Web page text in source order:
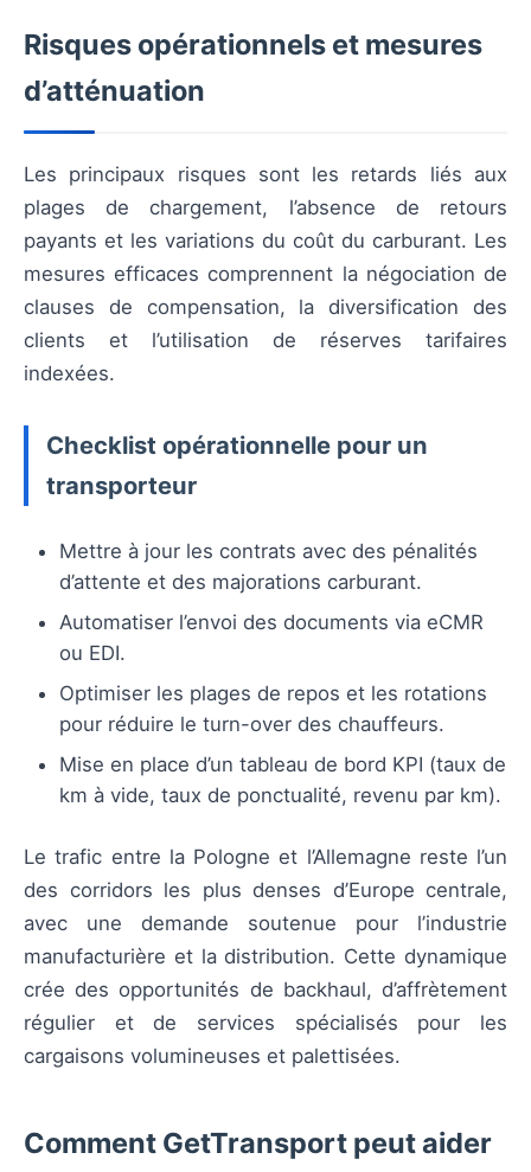
Risques opérationnels et mesures
d’atténuation
Les principaux risques sont les retards liés aux
plages de chargement, l’absence de retours
payants et les variations du coût du carburant. Les
mesures efficaces comprennent la négociation de
clauses de compensation, la diversification des
clients et l’utilisation de réserves tarifaires
indexées.
Checklist opérationnelle pour un
transporteur
Mettre à jour les contrats avec des pénalités
d’attente et des majorations carburant.
Automatiser l’envoi des documents via eCMR
ou EDI.
Optimiser les plages de repos et les rotations
pour réduire le turn-over des chauffeurs.
Mise en place d’un tableau de bord KPI (taux de
km à vide, taux de ponctualité, revenu par km).
Le trafic entre la Pologne et l’Allemagne reste l’un
des corridors les plus denses d’Europe centrale,
avec une demande soutenue pour l’industrie
manufacturière et la distribution. Cette dynamique
crée des opportunités de backhaul, d’affrètement
régulier et de services spécialisés pour les
cargaisons volumineuses et palettisées.
Comment GetTransport peut aider